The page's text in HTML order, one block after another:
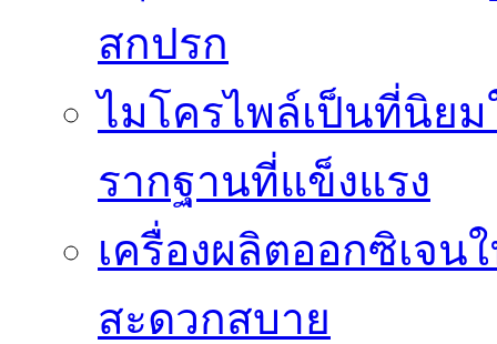
สกปรก
ไมโครไพล์เป็นที่นิยม
รากฐานที่แข็งแรง
เครื่องผลิตออกซิเจ
สะดวกสบาย